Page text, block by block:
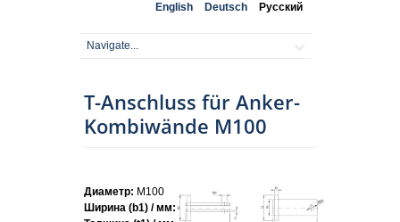
English Deutsch Русский
T-Anschluss für Anker-
Kombiwände M100
Диаметр: M100
Ширина (b1) / мм:220